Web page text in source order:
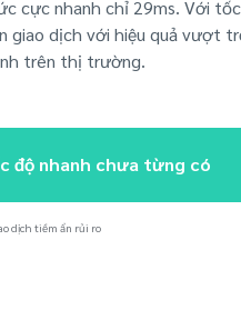
cực nhanh chỉ 29ms. Với
giao dịch với hiệu quả vượt
trên thị trường.
độ nhanh chưa từng có
dịch tiềm ẩn rủi ro